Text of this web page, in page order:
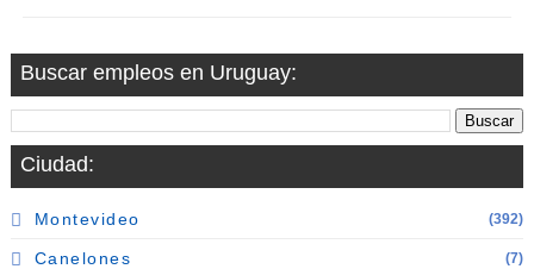
Buscar empleos en Uruguay:
Ciudad:
Montevideo (392)
Canelones (7)